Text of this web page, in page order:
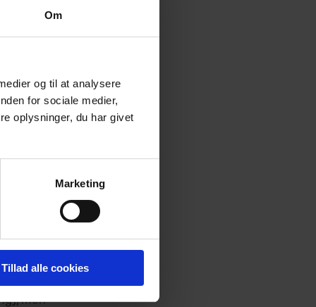
Om
og til at analysere
for sociale medier,
oplysninger, du har givet
Marketing
Tillad alle cookies
mange
men